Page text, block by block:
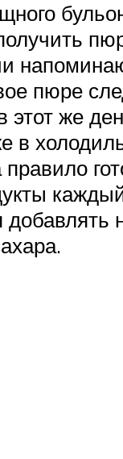
пюре
этот же
в